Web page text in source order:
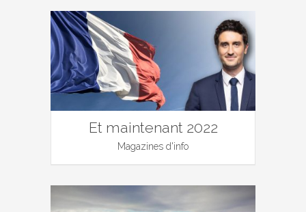
Et maintenant 2022
Magazines d'info